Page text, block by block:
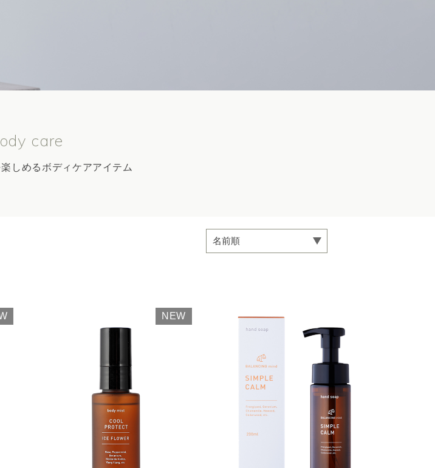
care
しめるボディケアアイテム
NEW